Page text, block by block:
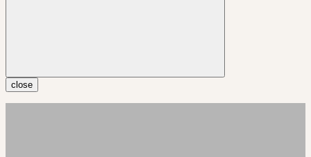
close